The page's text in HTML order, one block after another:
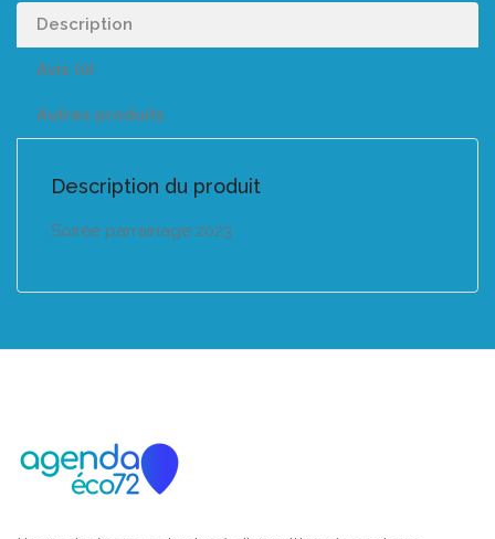
Description
Avis (0)
Autres produits
Description du produit
Soirée parrainage 2023